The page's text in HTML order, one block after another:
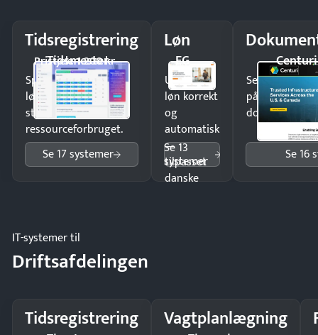
Tidsregistrering
Tidsmester
Pristjek: 1.200 kr
Spar tid på
lønberegning og få
styr på
ressourceforbruget.
Se 17 systemer
Løn
EG
Udbetal
løn korrekt
og
automatisk
—
tilpasset
danske
Se 13
systemer
Centuri
Send
på minutter
dokumenter.
Se 16
IT-systemer til
Driftsafdelingen
Tidsregistrering Vagtplanlægning